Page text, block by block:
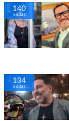
140
visitas
134
visitas